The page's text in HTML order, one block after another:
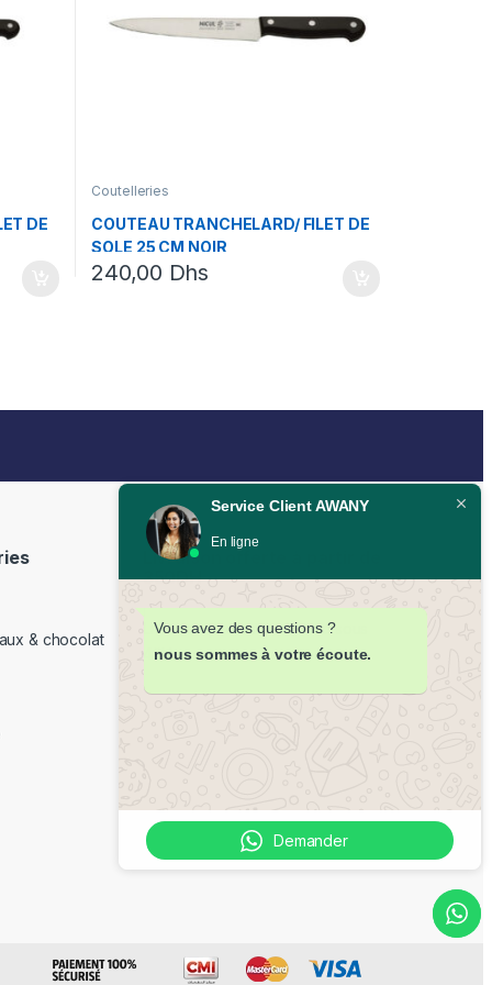
DE
Coutelleries
COUTEAU TRANCHELARD/ FILET DE
SOLE 25 CM NOIR
240,00 Dhs
& chocolat
Livraison offerte à partir de
350DH
Livraison partout au Maroc sous
48H
Service Client AWANY
En ligne
Vous avez des questions ?
nous sommes à votre écoute.
Demander